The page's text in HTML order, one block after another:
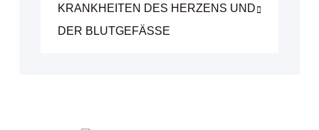
KRANKHEITEN DES HERZENS UND
DER BLUTGEFÄSSE